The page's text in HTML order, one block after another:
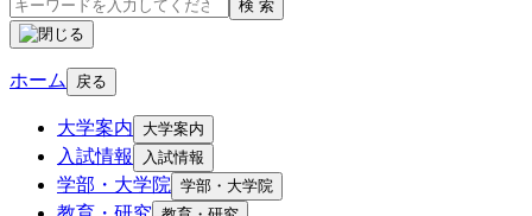
検 索
ホーム 戻る
大学案内 大学案内
入試情報 入試情報
学部・大学院 学部・大学院